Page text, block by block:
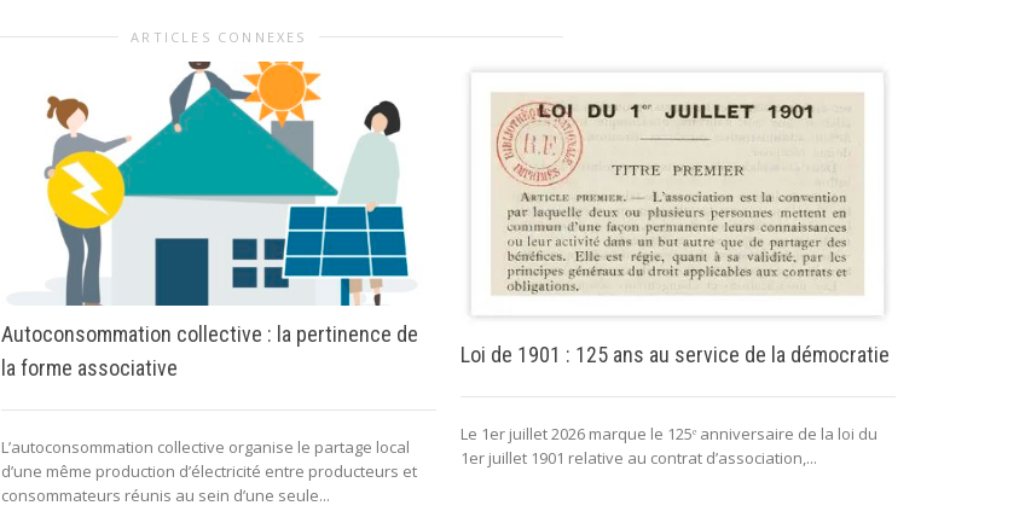
ARTICLES CONNEXES
Autoconsommation collective : la pertinence de
la forme associative
L’autoconsommation collective organise le partage local
d’une même production d’électricité entre producteurs et
consommateurs réunis au sein d’une seule...
Loi de 1901 : 125 ans au service de la démocratie
Le 1er juillet 2026 marque le 125ᵉ anniversaire de la loi du
1er juillet 1901 relative au contrat d’association,...